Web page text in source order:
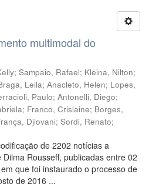
multimodal do
; Sampaio, Rafael; Kleina, Nilton;
Leila; Anacleto, Helen; Lopes,
Paulo; Antonelli, Diego;
; Franco, Crislaine; Borges,
Djiovani; Sordi, Renato;
de 2202 notícias a
Rousseff, publicadas entre 02
que foi instaurado o processo de
de 2016 ...